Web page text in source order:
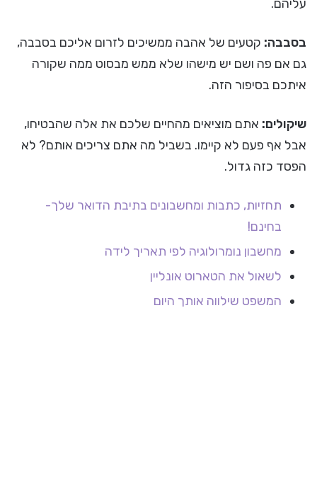
עליהם.
בסבבה: קטעים של אהבה ממשיכים לזרום אליכם בסבבה,
גם אם פה ושם יש מישהו שלא ממש מבסוט ממה שקורה
איתכם בסיפור הזה.
שיקולים: אתם מוציאים מהחיים שלכם את אלה שהבטיחו,
אבל אף פעם לא קיימו. בשביל מה אתם צריכים אותם? לא
הפסד כזה גדול.
תחזיות, כתבות ומחשבונים בתיבת הדואר שלך-
בחינם!
מחשבון נומרולוגיה לפי תאריך לידה
לשאול את הטארוט אונליין
המשפט שילווה אותך היום